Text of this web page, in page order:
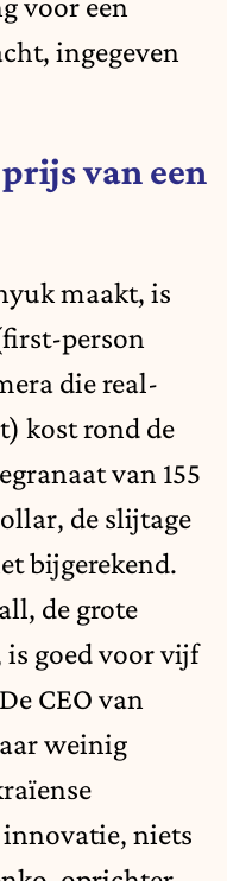
ingegeven
van een
maakt, is
person
die real-
kost rond de
van 155
de slijtage
bijgerekend.
de grote
goed voor vijf
CEO van
weinig
niets